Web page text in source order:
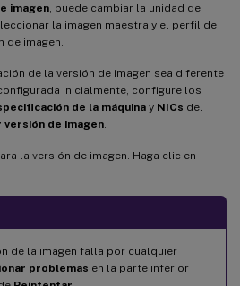
imagen , puede cambiar la unidad de
la imagen maestra y el perfil de
de imagen.
de la versión de imagen sea diferente
inicialmente, configure los
de la máquina y NICs del
versión de imagen
la versión de imagen. Haga clic en
de la imagen falla por cualquier
problemas en la parte inferior